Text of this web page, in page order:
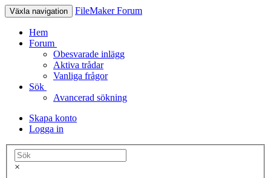
Växla navigation FileMaker Forum
Hem
Forum
Obesvarade inlägg
Aktiva trådar
Vanliga frågor
Sök
Avancerad sökning
Skapa konto
Logga in
×